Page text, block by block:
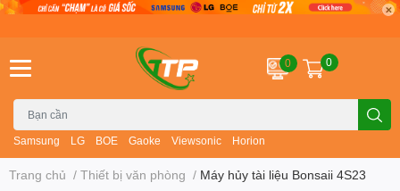
Samsung LG BOE Gaoke Viewsonic Horion
0 0
Trang chủ / Thiết bị văn phòng / Máy hủy tài liệu Bonsaii 4S23